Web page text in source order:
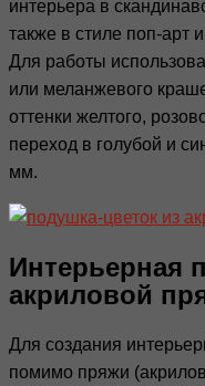
интерьера в
также в стиле поп-арт
Для работы
или меланжевого
оттенки желтого,
переход в голубой и
мм.
Интерьерная
акриловой
Для создания
помимо пряжи